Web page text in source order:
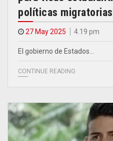
políticas migratorias
27 May 2025 4.19 pm
El gobierno de Estados…
CONTINUE READING